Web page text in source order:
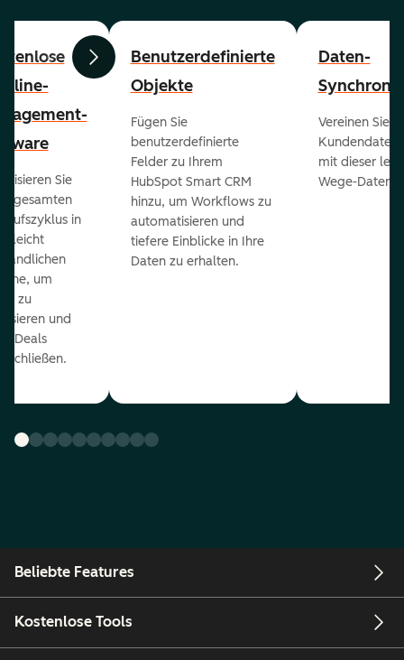
ZurückWeiter
Sie
gesamten
in
leicht
um
zu
und
Deals
Benutzerdefinierte
Objekte
Fügen Sie
benutzerdefinierte
Felder zu Ihrem
HubSpot Smart CRM
hinzu, um Workflows zu
automatisieren und
tiefere Einblicke in Ihre
Daten zu erhalten.
Daten-
Vereinen Sie
Kundendaten
mit dieser
Wege-Daten-
Beliebte Features
Kostenlose Tools